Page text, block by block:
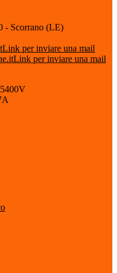
- Scorrano (LE)
Link per inviare una mail
Link per inviare una mail